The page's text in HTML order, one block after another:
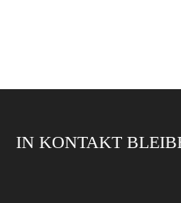
IN KONTAKT